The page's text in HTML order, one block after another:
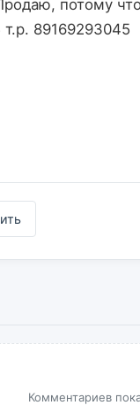
15 т.р.
Комментариев